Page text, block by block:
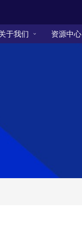
于我们 资源中心